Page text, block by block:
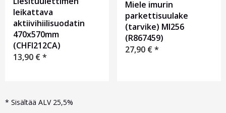
leikattava
aktiivihiilisuodatin
470x570mm
(CHFI212CA)
13,90 €*
Miele imurin
parkettisuulake
(tarvike) MI256
(R867459)
27,90 €*
* Sisältää ALV 25,5%